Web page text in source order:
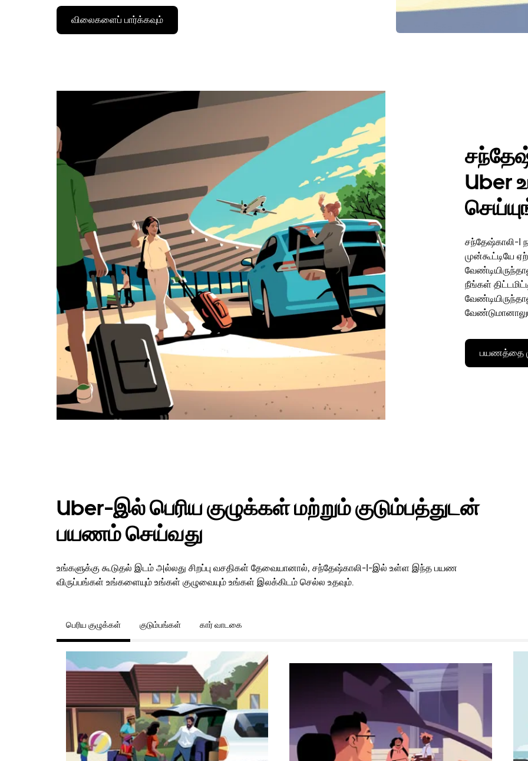
கீழ்நோக்கிய
அம்புக்குறியை
அழுத்தி
அழுத்தவும்.
விலைகளைப் பார்க்கவும்
Uber
சந்தேஷ்காலி-I
முன்கூட்டியே
நீங்கள்
பயணத்தை
Uber-இல் பெரிய குழுக்கள் மற்றும் குடும்பத்துடன்
பயணம் செய்வது
உங்களுக்கு கூடுதல் இடம் அல்லது சிறப்பு வசதிகள் தேவையானால், சந்தேஷ்காலி-I-இல் உள்ள இந்த பயண
விருப்பங்கள் உங்களையும் உங்கள் குழுவையும் உங்கள் இலக்கிடம் செல்ல உதவும்.
பெரிய குழுக்கள் குடும்பங்கள் கார் வாடகை